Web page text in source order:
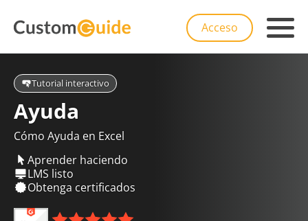
Acceso
Tutorial interactivo
Ayuda
Cómo Ayuda en Excel
Aprender haciendo
LMS listo
Obtenga certificados